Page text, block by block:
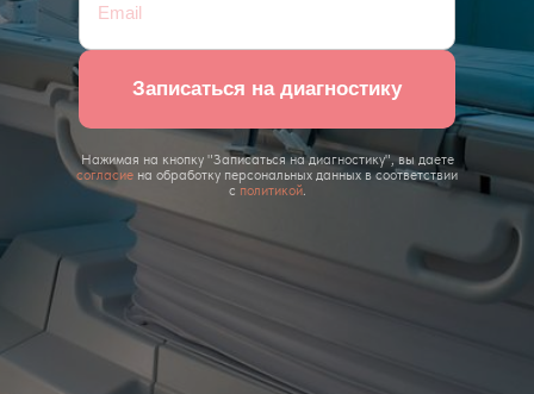
Нажимая на кнопку "Записаться на диагностику", вы даете
согласие на обработку персональных данных в соответствии
с политикой.
Записаться на диагностику